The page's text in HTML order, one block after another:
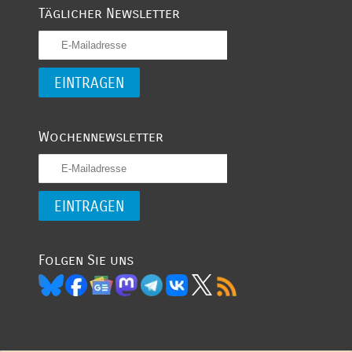
Täglicher Newsletter
Wochennewsletter
Folgen Sie uns